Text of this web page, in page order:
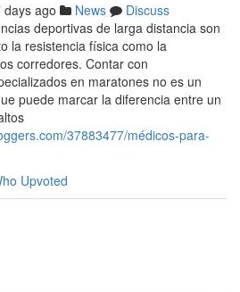
days ago News
Discuss
deportivas de larga distancia son
la resistencia física como la
corredores. Contar con
en maratones no es un
puede marcar la diferencia entre un
37883477/médicos-para-
Upvoted